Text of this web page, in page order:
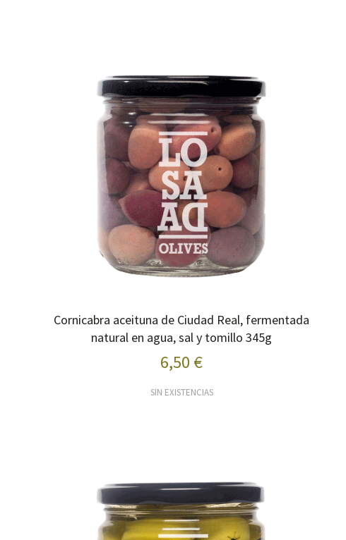
Cornicabra aceituna de Ciudad Real, fermentada
natural en agua, sal y tomillo 345g
6,50 €
SIN EXISTENCIAS